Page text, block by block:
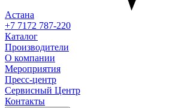
Астана
+7 7172 787-220
Каталог
Производители
О компании
Мероприятия
Пресс-центр
Сервисный Центр
Контакты